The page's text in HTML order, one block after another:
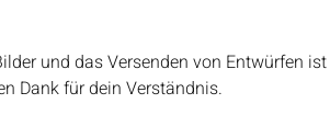
und das Versenden von Entwürfen
Dank für dein Verständnis.